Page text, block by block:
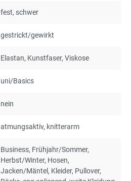
fest, schwer
gestrickt/gewirkt
Elastan, Kunstfaser, Viskose
uni/Basics
nein
atmungsaktiv, knitterarm
Business, Frühjahr/Sommer,
Herbst/Winter, Hosen,
Jacken/Mäntel, Kleider, Pullover,